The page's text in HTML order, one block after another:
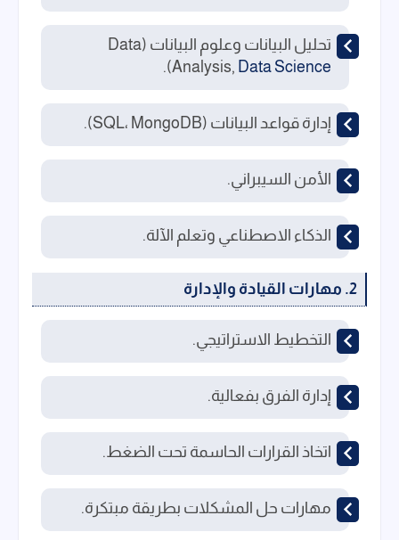
تحليل البيانات وعلوم البيانات (Data
Analysis, Data Science
).
إدارة قواعد البيانات (SQL، MongoDB).
الأمن السيبراني.
الذكاء الاصطناعي وتعلم الآلة.
2. مهارات القيادة والإدارة
التخطيط الاستراتيجي.
إدارة الفرق بفعالية.
اتخاذ القرارات الحاسمة تحت الضغط.
مهارات حل المشكلات بطريقة مبتكرة.